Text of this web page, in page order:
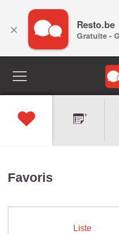
Favoris
Liste
× Resto.be
Gratuite -